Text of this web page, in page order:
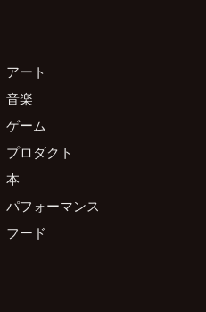
アート
音楽
ゲーム
プロダクト
本
パフォーマンス
フード